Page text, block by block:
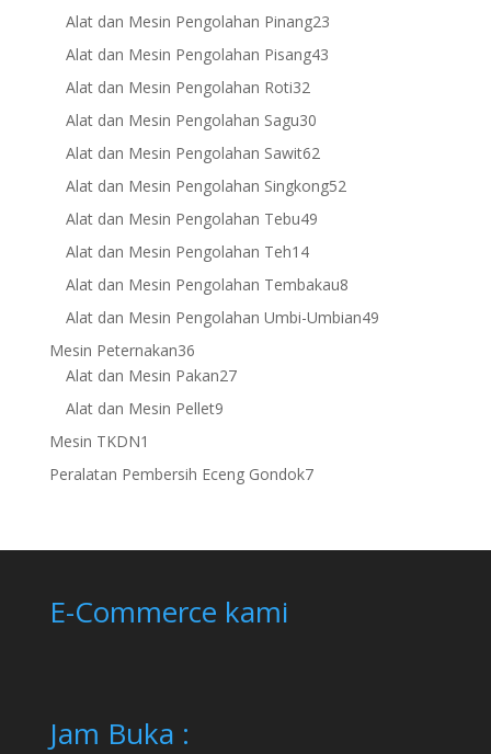
products
Alat dan Mesin Pengolahan Pinang2323
Alat dan Mesin Pengolahan Pisang4343
Alat dan Mesin Pengolahan Roti3232
products
Alat dan Mesin Pengolahan Sagu3030
products
Alat dan Mesin Pengolahan Sawit6262
products
Alat dan Mesin Pengolahan Singkong5252
Alat dan Mesin Pengolahan Tebu4949
Alat dan Mesin Pengolahan Teh1414
products
Alat dan Mesin Pengolahan Tembakau88
products
Alat dan Mesin Pengolahan Umbi-Umbian4949
Mesin Peternakan3636
products
Alat dan Mesin Pakan2727
Alat dan Mesin Pellet99
Mesin TKDN1
product
Peralatan Pembersih Eceng Gondok77
E-Commerce kami
Jam Buka :